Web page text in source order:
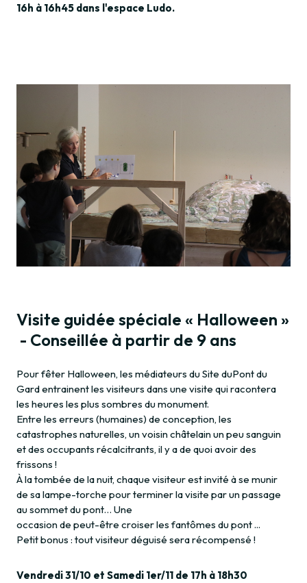
16h à 16h45 dans l'espace Ludo.
Visite guidée spéciale « Halloween »
- Conseillée à partir de 9 ans
Pour fêter Halloween, les médiateurs du Site duPont du
Gard entrainent les visiteurs dans une visite qui racontera
les heures les plus sombres du monument.
Entre les erreurs (humaines) de conception, les
catastrophes naturelles, un voisin châtelain un peu sanguin
et des occupants récalcitrants, il y a de quoi avoir des
frissons !
À la tombée de la nuit, chaque visiteur est invité à se munir
de sa lampe-torche pour terminer la visite par un passage
au sommet du pont… Une
occasion de peut-être croiser les fantômes du pont ...
Petit bonus : tout visiteur déguisé sera récompensé !
Vendredi 31/10 et Samedi 1er/11 de 17h à 18h30